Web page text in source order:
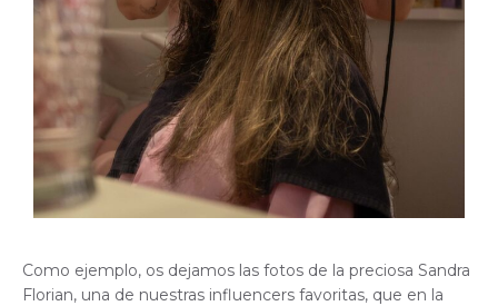
Como ejemplo, os dejamos las fotos de la preciosa Sandra
Florian, una de nuestras influencers favoritas, que en la